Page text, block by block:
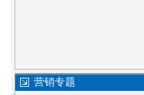
营销专题